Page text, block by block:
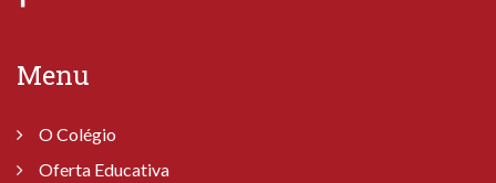
Menu
O Colégio
Oferta Educativa